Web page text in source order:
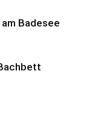
Badesee